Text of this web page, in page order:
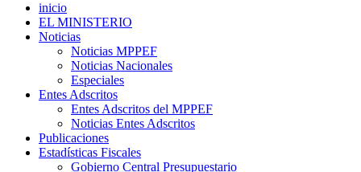
inicio
EL MINISTERIO
Noticias
Noticias MPPEF
Noticias Nacionales
Especiales
Entes Adscritos
Entes Adscritos del MPPEF
Noticias Entes Adscritos
Publicaciones
Estadísticas Fiscales
Gobierno Central Presupuestario